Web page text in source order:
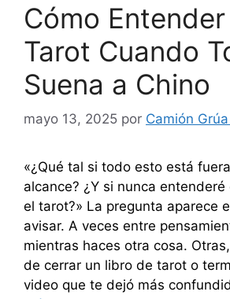
Cómo
Tarot Cuando
Suena a Chino
mayo 13, 2025 por Camión
«¿Qué tal si todo esto está
alcance? ¿Y si nunca
el tarot?» La pregunta aparece
avisar. A veces entre
mientras haces otra cosa.
de cerrar un libro de tarot o
video que te dejó más